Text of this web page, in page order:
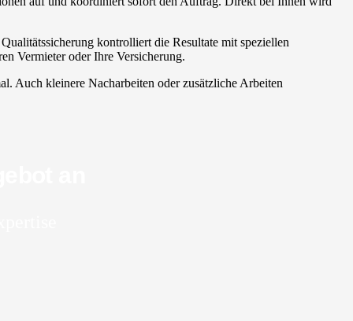
kontrolliert die Resultate mit speziellen
Vermieter oder Ihre Versicherung.
Auch kleinere Nacharbeiten oder zusätzliche Arbeiten